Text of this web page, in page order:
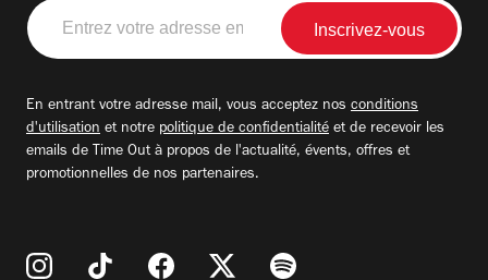
Entrez
votre
adresse
En entrant votre adresse mail, vous acceptez nos conditions
d'utilisation et notre politique de confidentialité et de recevoir les
emails de Time Out à propos de l'actualité, évents, offres et
promotionnelles de nos partenaires.